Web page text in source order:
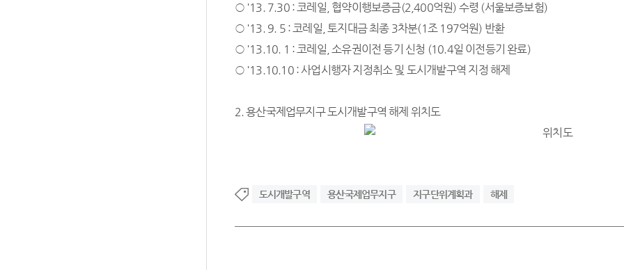
○ '13. 7.30 : 코레일, 협약이행보증금(2,400억원) 수령 (서울보증보험)
○ '13. 9. 5 : 코레일, 토지대금 최종 3차분(1조 197억원) 반환
○ '13.10. 1 : 코레일, 소유권이전 등기 신청 (10.4일 이전등기 완료)
○ '13.10.10 : 사업시행자 지정취소 및 도시개발구역 지정 해제
2. 용산국제업무지구 도시개발구역 해제 위치도
도시개발구역 용산국제업무지구 지구단위계획과 해제